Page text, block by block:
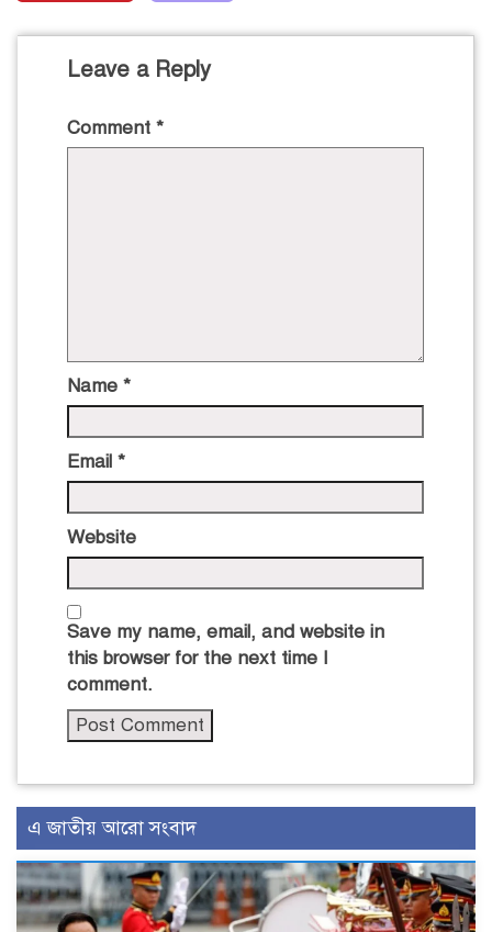
Leave a Reply
Comment *
Name *
Email *
Website
Save my name, email, and website in
this browser for the next time I
comment.
এ জাতীয় আরো সংবাদ